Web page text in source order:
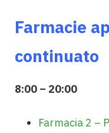
Farmacie
continuato
8:00 – 20:00
Farmacia 2 –